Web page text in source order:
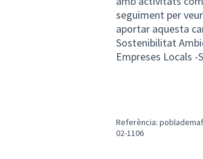
seguiment per
aportar aquesta
Sostenibilitat
Empreses Locals
Referència:
02-1106